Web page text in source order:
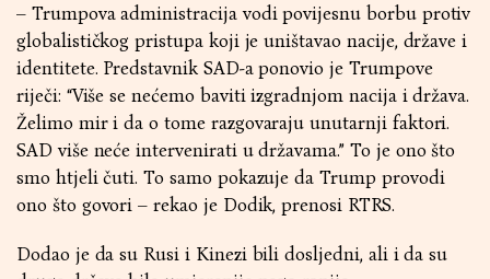
– Trumpova administracija vodi povijesnu borbu protiv
globalističkog pristupa koji je uništavao nacije, države i
identitete. Predstavnik SAD-a ponovio je Trumpove
riječi: “Više se nećemo baviti izgradnjom nacija i država.
Želimo mir i da o tome razgovaraju unutarnji faktori.
SAD više neće intervenirati u državama.” To je ono što
smo htjeli čuti. To samo pokazuje da Trump provodi
ono što govori – rekao je Dodik, prenosi RTRS.
Dodao je da su Rusi i Kinezi bili dosljedni, ali i da su